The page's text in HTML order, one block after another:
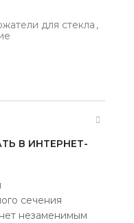
для стекла ,
В ИНТЕРНЕТ-
сечения
незаменимым